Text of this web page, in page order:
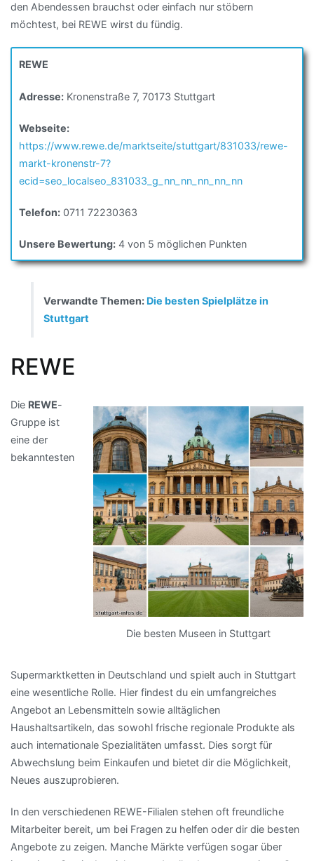
den Abendessen brauchst oder einfach nur stöbern
möchtest, bei REWE wirst du fündig.
REWE
Adresse: Kronenstraße 7, 70173 Stuttgart
Webseite:
https://www.rewe.de/marktseite/stuttgart/831033/rewe-
markt-kronenstr-7?
ecid=seo_localseo_831033_g_nn_nn_nn_nn_nn
Telefon: 0711 72230363
Unsere Bewertung: 4 von 5 möglichen Punkten
Verwandte Themen: Die besten Spielplätze in
Stuttgart
REWE
Die besten Museen in Stuttgart
Die REWE-
Gruppe ist
eine der
bekanntesten
Supermarktketten in Deutschland und spielt auch in Stuttgart
eine wesentliche Rolle. Hier findest du ein umfangreiches
Angebot an Lebensmitteln sowie alltäglichen
Haushaltsartikeln, das sowohl frische regionale Produkte als
auch internationale Spezialitäten umfasst. Dies sorgt für
Abwechslung beim Einkaufen und bietet dir die Möglichkeit,
Neues auszuprobieren.
In den verschiedenen REWE-Filialen stehen oft freundliche
Mitarbeiter bereit, um bei Fragen zu helfen oder dir die besten
Angebote zu zeigen. Manche Märkte verfügen sogar über